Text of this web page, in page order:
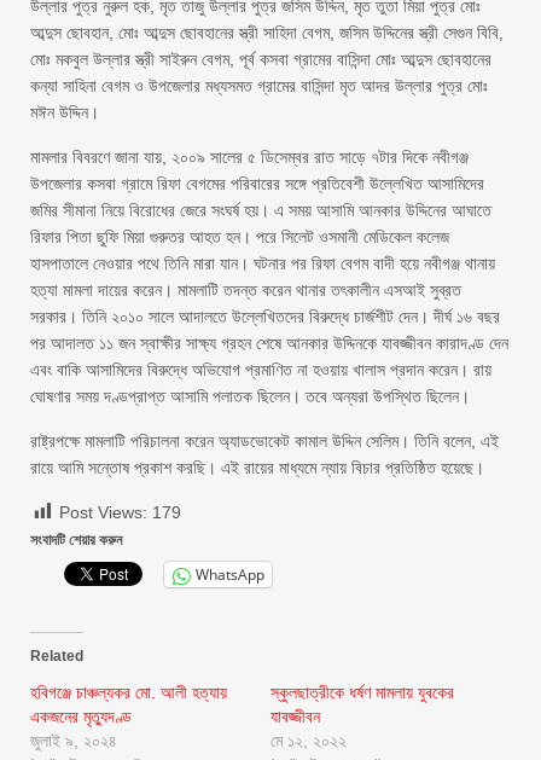
উল্লার পুত্র নুরুল হক, মৃত তাজু উল্লার পুত্র জসিম উদ্দিন, মৃত তুতা মিয়া পুত্র মোঃ
আব্দুস ছোবহান, মোঃ আব্দুস ছোবহানের স্ত্রী সাহিদা বেগম, জসিম উদ্দিনের স্ত্রী সেগুন বিবি,
মোঃ মকবুল উল্লার স্ত্রী সাইরুন বেগম, পূর্ব কসবা গ্রামের বাসিন্দা মোঃ আব্দুস ছোবহানের
কন্যা সাহিনা বেগম ও উপজেলার মধ্যসমত গ্রামের বাসিন্দা মৃত আদর উল্লার পুত্র মোঃ
মঈন উদ্দিন।
মামলার বিবরণে জানা যায়, ২০০৯ সালের ৫ ডিসেম্বর রাত সাড়ে ৭টার দিকে নবীগঞ্জ
উপজেলার কসবা গ্রামে রিফা বেগমের পরিবারের সঙ্গে প্রতিবেশী উল্লেখিত আসামিদের
জমির সীমানা নিয়ে বিরোধের জেরে সংঘর্ষ হয়। এ সময় আসামি আনকার উদ্দিনের আঘাতে
রিফার পিতা ছুফি মিয়া গুরুতর আহত হন। পরে সিলেট ওসমানী মেডিকেল কলেজ
হাসপাতালে নেওয়ার পথে তিনি মারা যান। ঘটনার পর রিফা বেগম বাদী হয়ে নবীগঞ্জ থানায়
হত্যা মামলা দায়ের করেন। মামলাটি তদন্ত করেন থানার তৎকালীন এসআই সুব্রত
সরকার। তিনি ২০১০ সালে আদালতে উল্লেখিতদের বিরুদ্ধে চার্জশীট দেন। দীর্ঘ ১৬ বছর
পর আদালত ১১ জন স্বাক্ষীর সাক্ষ্য গ্রহন শেষে আনকার উদ্দিনকে যাবজ্জীবন কারাদণ্ড দেন
এবং বাকি আসামিদের বিরুদ্ধে অভিযোগ প্রমাণিত না হওয়ায় খালাস প্রদান করেন। রায়
ঘোষণার সময় দণ্ডপ্রাপ্ত আসামি পলাতক ছিলেন। তবে অন্যরা উপস্থিত ছিলেন।
রাষ্ট্রপক্ষে মামলাটি পরিচালনা করেন অ্যাডভোকেট কামাল উদ্দিন সেলিম। তিনি বলেন, এই
রায়ে আমি সন্তোষ প্রকাশ করছি। এই রায়ের মাধ্যমে ন্যায় বিচার প্রতিষ্ঠিত হয়েছে।
Post Views: 179
সংবাদটি শেয়ার করুন
WhatsApp
Related
হবিগঞ্জে চাঞ্চল্যকর মো. আলী হত্যায়
একজনের মৃত্যুদণ্ড
জুলাই ৯, ২০২৪
স্কুলছাত্রীকে ধর্ষণ মামলায় যুবকের
যাবজ্জীবন
মে ১২, ২০২২